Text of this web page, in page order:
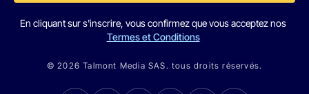
En cliquant sur s'inscrire, vous confirmez que vous acceptez nos
Termes et Conditions
© 2026 Talmont Media SAS. tous droits réservés.